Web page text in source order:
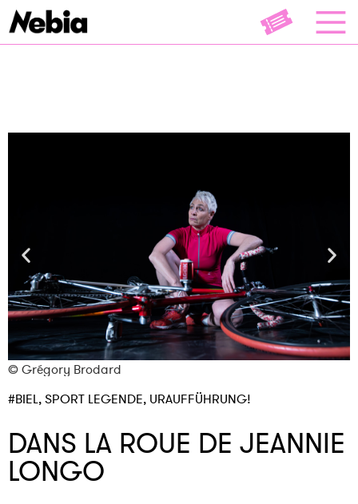
© Grégory Brodard
#BIEL, SPORT LEGENDE, URAUFFÜHRUNG!
DANS LA ROUE DE JEANNIE
LONGO